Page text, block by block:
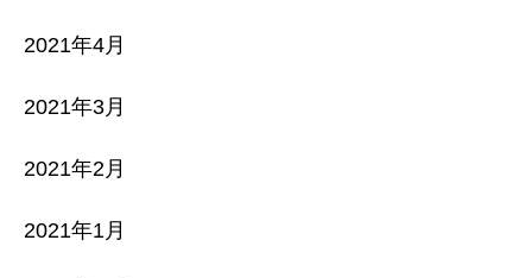
2021年4月
2021年3月
2021年2月
2021年1月